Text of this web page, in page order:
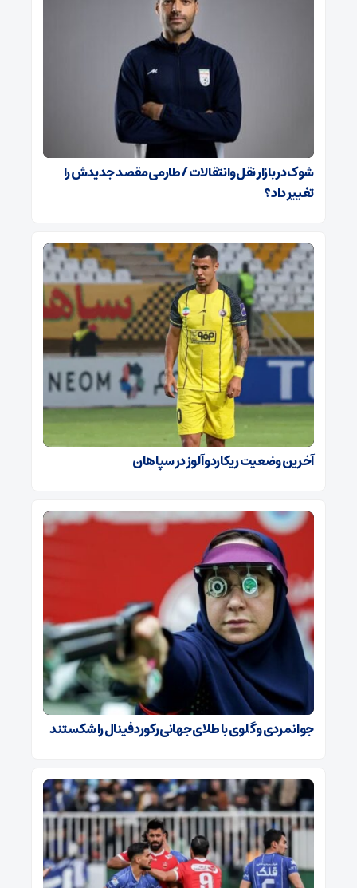
شوک در بازار نقل‌وانتقالات / طارمی مقصد جدیدش را
تغییر داد؟
آخرین وضعیت ریکاردو آلوز در سپاهان
جوانمردی و گلوی با طلای جهانی رکورد فینال را شکستند